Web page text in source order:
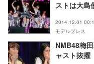
ストは大島
2014.12.01
モデルプレス
NMB48梅
ャスト抜擢